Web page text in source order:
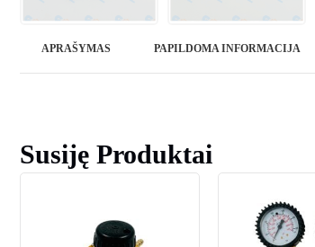
APRAŠYMAS PAPILDOMA INFORMACIJA
Susiję Produktai